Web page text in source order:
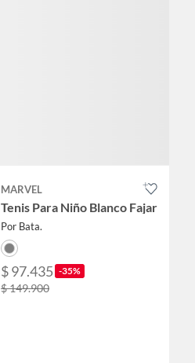
MARVEL
Tenis Para Niño Blanco Fajar
Por Bata.
$ 97.435 -35%
$ 149.900